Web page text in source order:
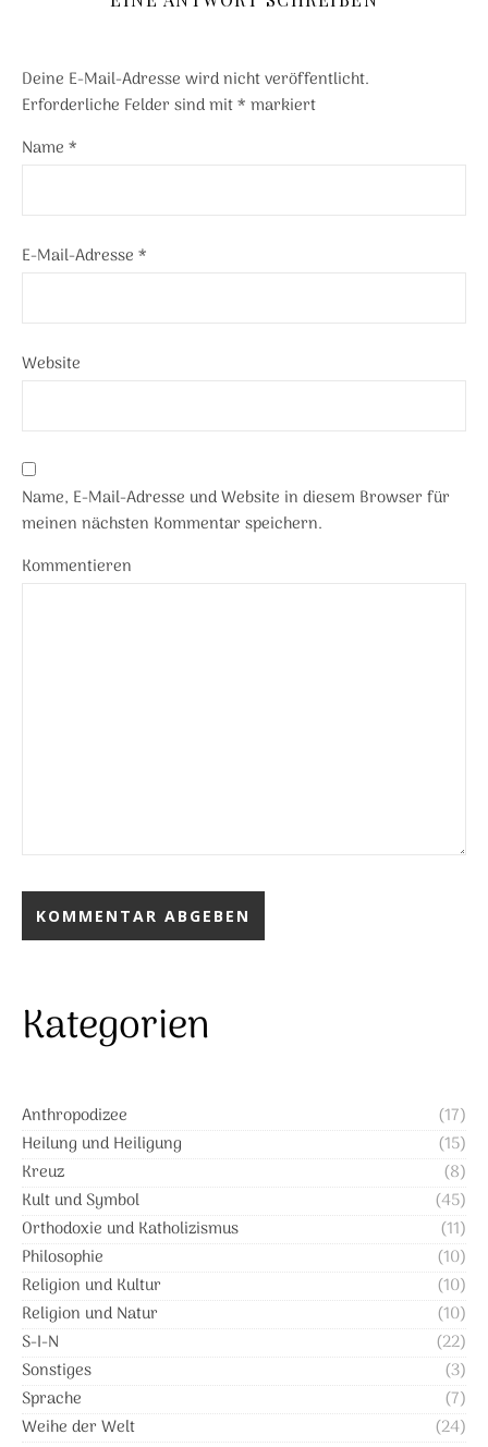
Deine E-Mail-Adresse wird nicht veröffentlicht.
Erforderliche Felder sind mit* markiert
Name *
E-Mail-Adresse *
Website
Name, E-Mail-Adresse und Website in diesem Browser für
meinen nächsten Kommentar speichern.
Kommentieren
Kategorien
Anthropodizee
(17)
Heilung und Heiligung
(15)
Kreuz
(8)
Kult und Symbol
(45)
Orthodoxie und Katholizismus
(11)
Philosophie
(10)
Religion und Kultur
(10)
Religion und Natur
(10)
S-I-N
(22)
Sonstiges
(3)
Sprache
(7)
Weihe der Welt
(24)